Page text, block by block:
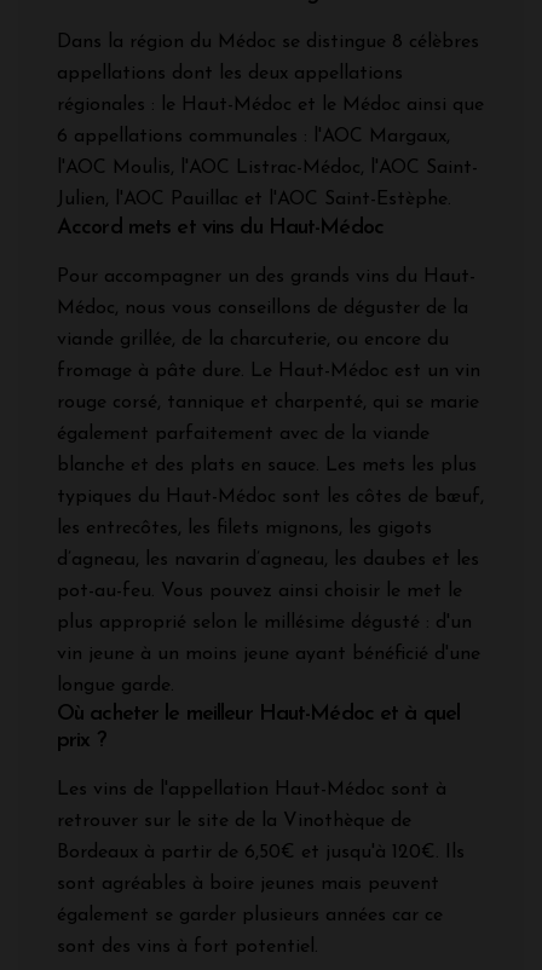
Dans la région du Médoc se distingue 8 célèbres
appellations dont les deux appellations
régionales : le Haut-Médoc et le Médoc ainsi que
6 appellations communales : l'AOC Margaux,
l'AOC Moulis, l'AOC Listrac-Médoc, l'AOC Saint-
Julien, l'AOC Pauillac et l'AOC Saint-Estèphe.
Accord mets et vins du Haut-Médoc
Pour accompagner un des grands vins du Haut-
Médoc, nous vous conseillons de déguster de la
viande grillée, de la charcuterie, ou encore du
fromage à pâte dure. Le Haut-Médoc est un vin
rouge corsé, tannique et charpenté, qui se marie
également parfaitement avec de la viande
blanche et des plats en sauce. Les mets les plus
typiques du Haut-Médoc sont les côtes de bœuf,
les entrecôtes, les filets mignons, les gigots
d’agneau, les navarin d’agneau, les daubes et les
pot-au-feu. Vous pouvez ainsi choisir le met le
plus approprié selon le millésime dégusté : d'un
vin jeune à un moins jeune ayant bénéficié d'une
longue garde.
Où acheter le meilleur Haut-Médoc et à quel
prix ?
Les vins de l'appellation Haut-Médoc sont à
retrouver sur le site de la Vinothèque de
Bordeaux à partir de 6,50€ et jusqu'à 120€. Ils
sont agréables à boire jeunes mais peuvent
également se garder plusieurs années car ce
sont des vins à fort potentiel.